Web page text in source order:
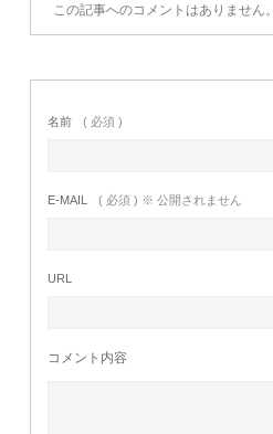
この記事へのコメントはありません。
名前 ( 必須 )
E-MAIL ( 必須 ) ※ 公開されません
URL
コメント内容